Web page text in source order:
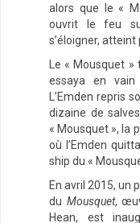
alors que le «
ouvrit le feu
s’éloigner,
Le « Mousquet
essaya en vain
L’Emden repris
dizaine de
« Mousquet », la
où l’Emden
ship du «
En avril 2015, un
du Mousquet,
Hean, est